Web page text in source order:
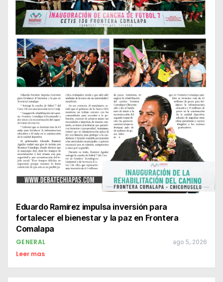
Eduardo Ramírez impulsa inversión para
fortalecer el bienestar y la paz en Frontera
Comalapa
GENERAL ago 5, 2026
Leer mas